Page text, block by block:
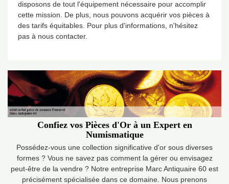
disposons de tout l'équipement nécessaire pour accomplir
cette mission. De plus, nous pouvons acquérir vos pièces à
des tarifs équitables. Pour plus d'informations, n'hésitez
pas à nous contacter.
Confiez vos Pièces d'Or à un Expert en
Numismatique
Possédez-vous une collection significative d'or sous diverses
formes ? Vous ne savez pas comment la gérer ou envisagez
peut-être de la vendre ? Notre entreprise Marc Antiquaire 60 est
précisément spécialisée dans ce domaine. Nous prenons